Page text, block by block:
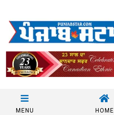
MENU HOME